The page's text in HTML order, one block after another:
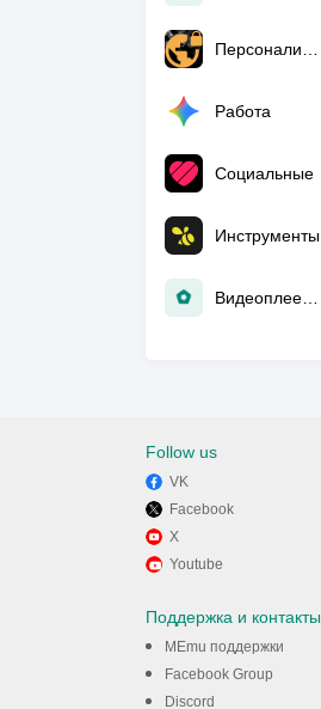
Работа
Социальные
Инструменты
Follow us
VK
Facebook
X
Youtube
Поддержка и контакты
MEmu поддержки
Facebook Group
Discord